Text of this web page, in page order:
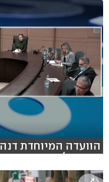
הוועדה המיוחדת
הכנסת )